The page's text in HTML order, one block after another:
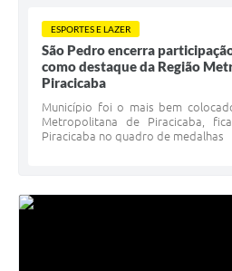
ESPORTES E LAZER
São Pedro encerra
como destaque da Região
Piracicaba
Município foi o mais bem
Metropolitana de Piracicaba,
Piracicaba no quadro de medalhas